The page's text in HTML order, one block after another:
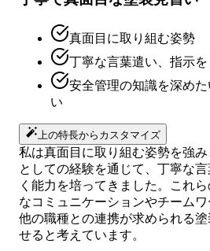
真面目に取り組む姿勢
丁寧な言葉遣い、指示を
安全管理の知識を深め
い
上の特長からカスタマイズ
私は真面目に取り組む姿勢を強
としての経験を通じて、丁寧な
く能力を培ってきました。これ
なコミュニケーションやチーム
他の職種との連携が求められる
せると考えています。